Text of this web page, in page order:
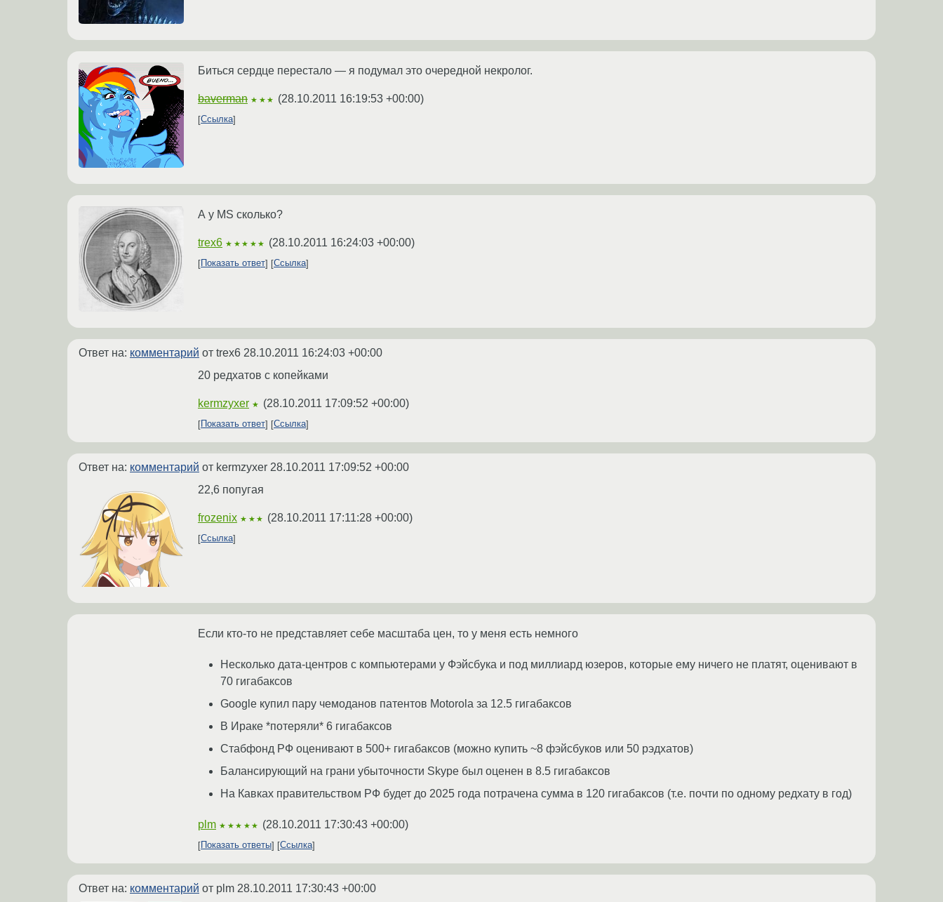
Биться сердце перестало — я подумал это очередной некролог.
baverman ★★★ (28.10.2011 16:19:53 +00:00)
Ссылка
А у MS сколько?
trex6 ★★★★★ (28.10.2011 16:24:03 +00:00)
Показать ответ Ссылка
Ответ на: комментарий от trex6 28.10.2011 16:24:03 +00:00
20 редхатов с копейками
kermzyxer ★ (28.10.2011 17:09:52 +00:00)
Показать ответ Ссылка
Ответ на: комментарий от kermzyxer 28.10.2011 17:09:52 +00:00
22,6 попугая
frozenix ★★★ (28.10.2011 17:11:28 +00:00)
Ссылка
Если кто-то не представляет себе масштаба цен, то у меня есть немного
Несколько дата-центров с компьютерами у Фэйсбука и под миллиард юзеров, которые ему ничего не платят, оценивают в
70 гигабаксов
Google купил пару чемоданов патентов Motorola за 12.5 гигабаксов
В Ираке *потеряли* 6 гигабаксов
Стабфонд РФ оценивают в 500+ гигабаксов (можно купить ~8 фэйсбуков или 50 рэдхатов)
Балансирующий на грани убыточности Skype был оценен в 8.5 гигабаксов
На Кавках правительством РФ будет до 2025 года потрачена сумма в 120 гигабаксов (т.е. почти по одному редхату в год)
plm ★★★★★ (28.10.2011 17:30:43 +00:00)
Показать ответы Ссылка
Ответ на: комментарий от plm 28.10.2011 17:30:43 +00:00